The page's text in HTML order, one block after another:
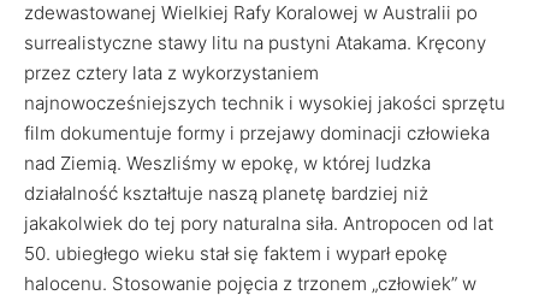
zdewastowanej Wielkiej Rafy Koralowej w Australii po
surrealistyczne stawy litu na pustyni Atakama. Kręcony
przez cztery lata z wykorzystaniem
najnowocześniejszych technik i wysokiej jakości sprzętu
film dokumentuje formy i przejawy dominacji człowieka
nad Ziemią. Weszliśmy w epokę, w której ludzka
działalność kształtuje naszą planetę bardziej niż
jakakolwiek do tej pory naturalna siła. Antropocen od lat
50. ubiegłego wieku stał się faktem i wyparł epokę
halocenu. Stosowanie pojęcia z trzonem „człowiek” w